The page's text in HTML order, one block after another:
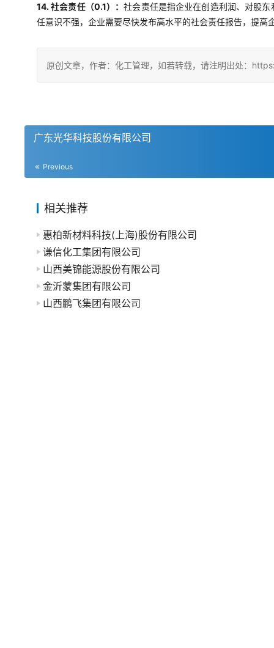
14. 社会责任（0.1）：社会责任是指企业在创造利润、对股
任意识不强，企业需要尽快发布高水平的社会责任报告，提高
原创文章，作者：化工管理，如若转载，请注明出处：
广东光华科技股份有限公司
Previous
相关推荐
惠柏新材料科技(上海)股份有限公司
谦信化工集团有限公司
山西美锦能源股份有限公司
金沂蒙集团有限公司
山西鹏飞集团有限公司